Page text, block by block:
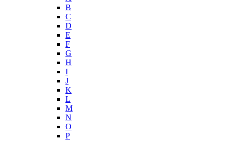
B
C
D
E
F
G
H
I
J
K
L
M
N
O
P